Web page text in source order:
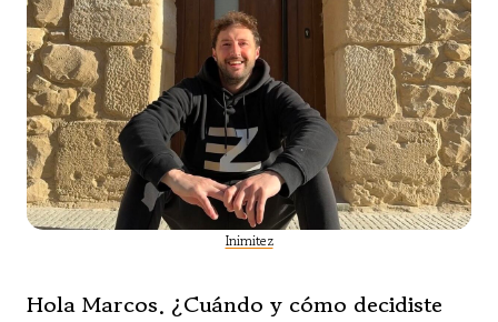
Inimitez
Hola Marcos. ¿Cuándo y cómo decidiste